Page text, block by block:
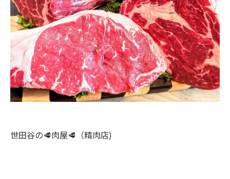
世田谷の🥩肉屋🥩（精肉店)